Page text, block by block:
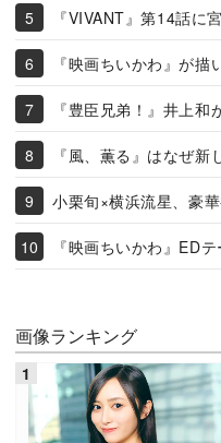
『VIVANT』第14話に
『映画ちいかわ』が描
『豊臣兄弟！』井上
『風、薫る』はなぜ新
小栗旬×横浜流星、豪
『映画ちいかわ』ED
画像ランキング